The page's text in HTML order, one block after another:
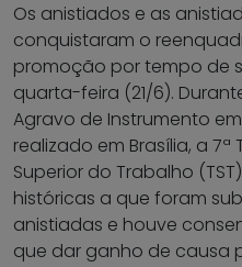
Os anistiados e as
conquistaram o
promoção por tempo de
quarta-feira (21/6).
Agravo de Instrumento
realizado em Brasília, a 7ª
Superior do Trabalho
históricas a que foram
anistiadas e houve
que dar ganho de causa